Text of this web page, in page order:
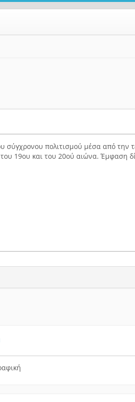
σύγχρονου πολιτισμού μέσα από την
19ου και του 20ού αιώνα. Έμφαση